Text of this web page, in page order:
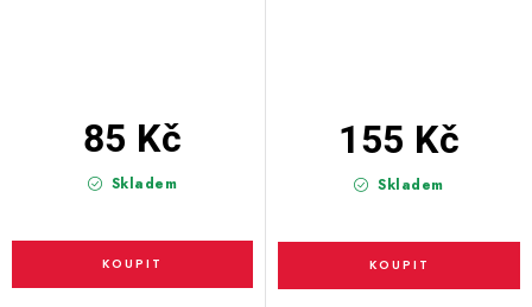
Skladem
85 Kč
Skladem
155 Kč